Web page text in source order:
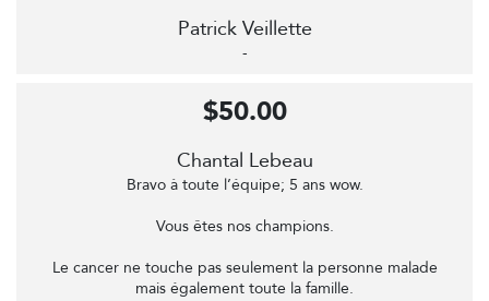
Patrick Veillette
-
Chantal Lebeau
Bravo à toute l’équipe; 5 ans wow.
Vous êtes nos champions.
Le cancer ne touche pas seulement la personne malade
mais également toute la famille.
$50.00